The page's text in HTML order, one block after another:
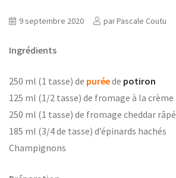
9 septembre 2020 parPascale Coutu
Ingrédients
250 ml (1 tasse) de puréede potiron
125 ml (1/2 tasse) de fromage à la crème
250 ml (1 tasse) de fromage cheddar râpé
185 ml (3/4 de tasse) d’épinards hachés
Champignons